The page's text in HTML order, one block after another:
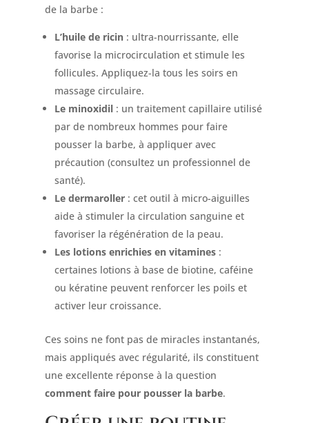
de la barbe :
L’huile de ricin: ultra-nourrissante, elle
favorise la microcirculation et stimule les
follicules. Appliquez-la tous les soirs en
massage circulaire.
Le minoxidil: un traitement capillaire utilisé
par de nombreux hommes pour faire
pousser la barbe, à appliquer avec
précaution (consultez un professionnel de
santé).
Le dermaroller: cet outil à micro-aiguilles
aide à stimuler la circulation sanguine et
favoriser la régénération de la peau.
Les lotions enrichies en vitamines:
certaines lotions à base de biotine, caféine
ou kératine peuvent renforcer les poils et
activer leur croissance.
Ces soins ne font pas de miracles instantanés,
mais appliqués avec régularité, ils constituent
une excellente réponse à la question
comment faire pour pousser la barbe.